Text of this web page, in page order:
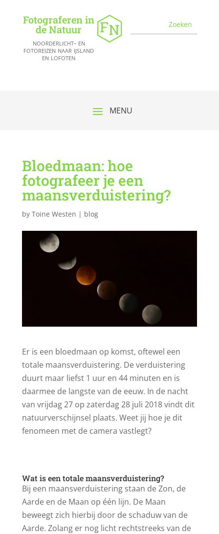
Fotograferen in
de Natuur
noorderlicht- en
fotoreizen naar ijsland
en lofoten
Bloedmaan: hoe
fotografeer je een
maansverduistering?
by Toine Westen | blog
Er is een bloedmaan op komst, oftewel een
totale maansverduistering. De verduistering
duurt maar liefst 1 uur en 44 minuten en is
daarmee de langste van de eeuw. In de nacht
van vrijdag 27 op zaterdag 28 juli 2018 vindt dit
natuurverschijnsel plaats. Weet jij hoe je dit
fenomeen met de camera vastlegt?
Wat is een totale maansverduistering?
Bij een maansverduistering staan de Zon, de
Aarde en de Maan op één lijn. De Maan
beweegt zich hierbij door de schaduw van de
Aarde. Zolang er nog licht rechtstreeks van de